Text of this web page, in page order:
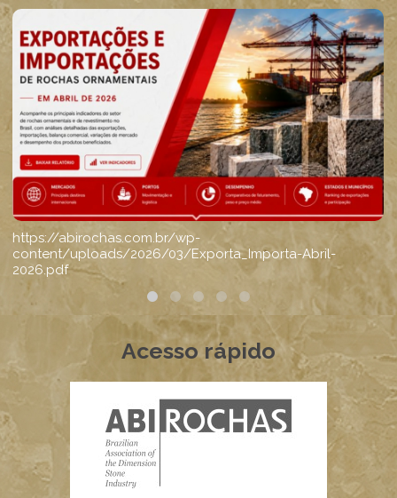
Acesso rápido